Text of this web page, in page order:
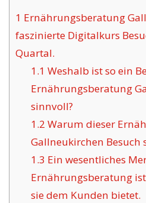
1 Ernährungsberatung
faszinierte Digitalkurs
Quartal.
1.1 Weshalb ist so ein
Ernährungsberatung
sinnvoll?
1.2 Warum dieser
Gallneukirchen Besuch
1.3 Ein wesentliches
Ernährungsberatung
sie dem Kunden bietet.